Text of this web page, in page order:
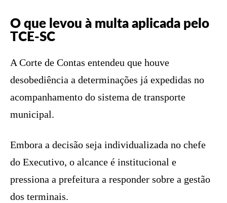
O que levou à multa aplicada pelo
TCE-SC
A Corte de Contas entendeu que houve
desobediência a determinações já expedidas no
acompanhamento do sistema de transporte
municipal.
Embora a decisão seja individualizada no chefe
do Executivo, o alcance é institucional e
pressiona a prefeitura a responder sobre a gestão
dos terminais.